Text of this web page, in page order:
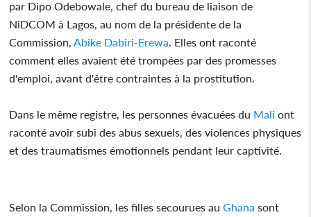
par Dipo Odebowale, chef du bureau de liaison de
NiDCOM à Lagos, au nom de la présidente de la
Commission, Abike Dabiri-Erewa . Elles ont raconté
comment elles avaient été trompées par des promesses
d'emploi, avant d'être contraintes à la prostitution.
Dans le même registre, les personnes évacuées du Mali ont
raconté avoir subi des abus sexuels, des violences physiques
et des traumatismes émotionnels pendant leur captivité.
Selon la Commission, les filles secourues au Ghana sont